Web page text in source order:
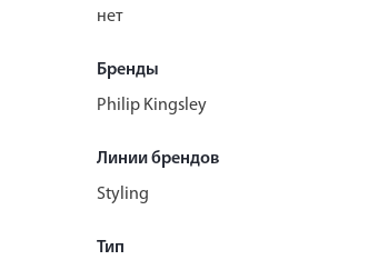
нет
Бренды
Philip Kingsley
Линии брендов
Styling
Тип